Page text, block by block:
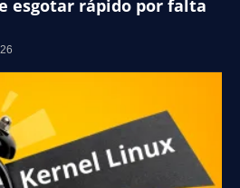
esgotar rápido por falta